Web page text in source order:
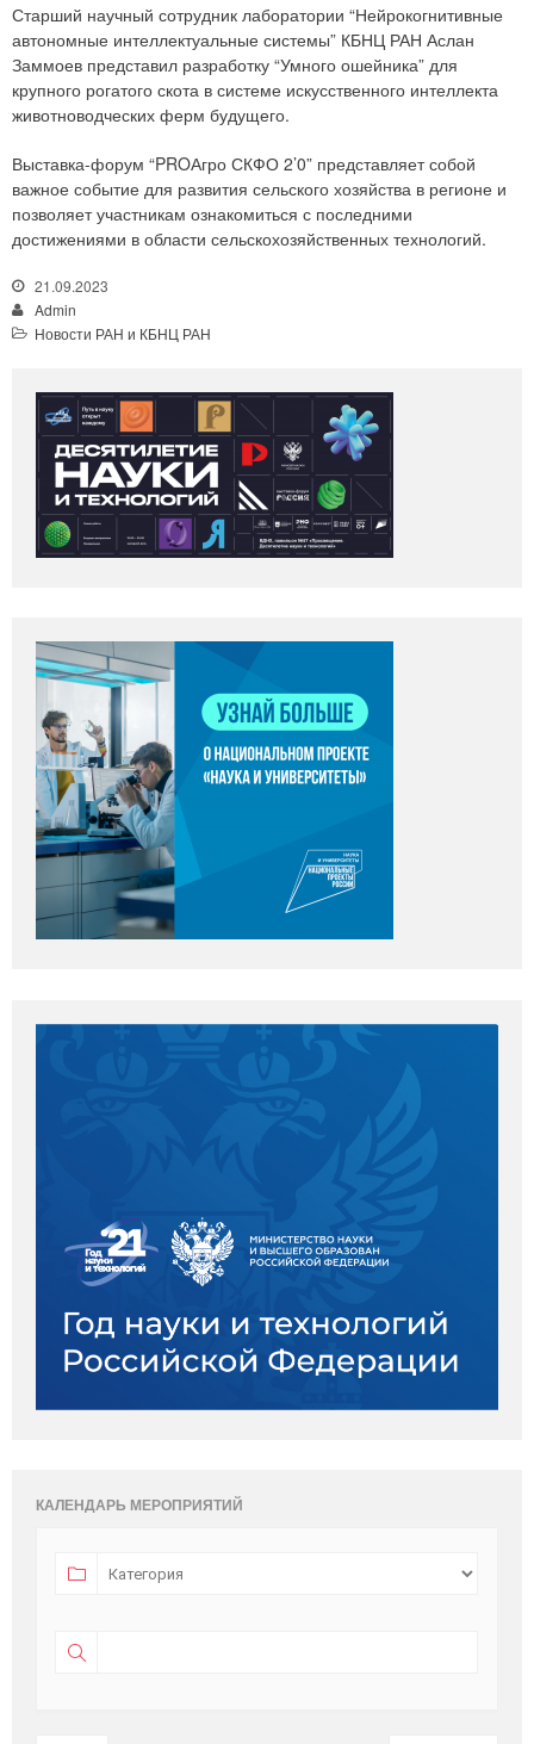
Старший научный сотрудник лаборатории “Нейрокогнитивные
автономные интеллектуальные системы” КБНЦ РАН Аслан
Заммоев представил разработку “Умного ошейника” для
крупного рогатого скота в системе искусственного интеллекта
животноводческих ферм будущего.
Выставка-форум “PROАгро СКФО 2’0” представляет собой
важное событие для развития сельского хозяйства в регионе и
позволяет участникам ознакомиться с последними
достижениями в области сельскохозяйственных технологий.
21.09.2023
Admin
Новости РАН и КБНЦ РАН
КАЛЕНДАРЬ МЕРОПРИЯТИЙ